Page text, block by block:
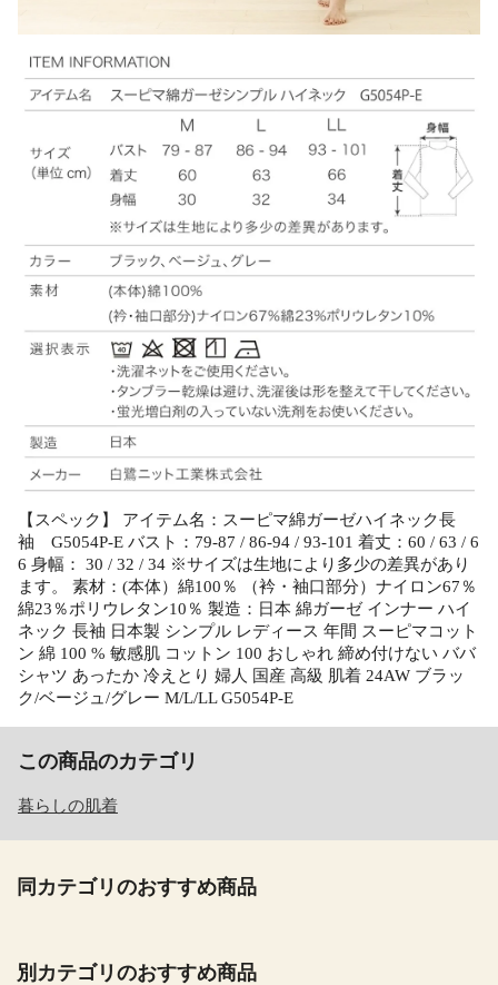
【スペック】 アイテム名：スーピマ綿ガーゼハイネック長
袖 G5054P-E バスト：79-87 / 86-94 / 93-101 着丈：60 / 63 / 6
6 身幅： 30 / 32 / 34 ※サイズは生地により多少の差異があり
ます。 素材：(本体）綿100％ （衿・袖口部分）ナイロン67％
綿23％ポリウレタン10％ 製造：日本 綿ガーゼ インナー ハイ
ネック 長袖 日本製 シンプル レディース 年間 スーピマコット
ン 綿 100 % 敏感肌 コットン 100 おしゃれ 締め付けない ババ
シャツ あったか 冷えとり 婦人 国産 高級 肌着 24AW ブラッ
ク/ベージュ/グレー M/L/LL G5054P-E
この商品のカテゴリ
暮らしの肌着
同カテゴリのおすすめ商品
別カテゴリのおすすめ商品